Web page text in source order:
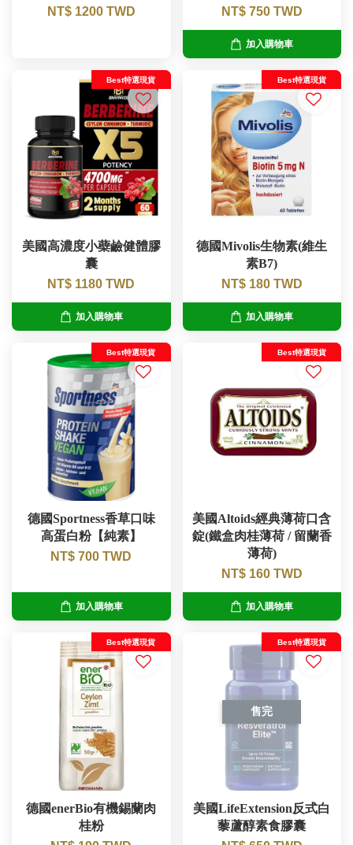
NT$ 1200 TWD
NT$ 750 TWD
加入購物車
Best特選現貨
美國高濃度小蘗鹼健體膠
囊
NT$ 1180 TWD
加入購物車
Best特選現貨
德國Mivolis生物素(維生
素B7)
NT$ 180 TWD
加入購物車
Best特選現貨
德國Sportness香草口味
高蛋白粉【純素】
NT$ 700 TWD
加入購物車
Best特選現貨
美國Altoids經典薄荷口含
錠(鐵盒肉桂薄荷 / 留蘭香
薄荷)
NT$ 160 TWD
加入購物車
Best特選現貨
德國enerBio有機錫蘭肉
桂粉
售完
Best特選現貨
美國LifeExtension反式白
藜蘆醇素食膠囊